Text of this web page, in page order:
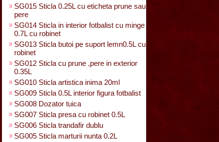
SG015 Sticla 0.25L cu eticheta prune sau
pere
SG014 Sticla in interior fotbalist cu minge
0.7L cu robinet
SG013 Sticla butoi pe suport lemn0.5L cu
robinet
SG012 Sticla cu prune ,pere in exterior
0.35L
SG010 Sticla artistica inima 20ml
SG009 Sticla 0.5L interior figura fotbalist
SG008 Dozator tuica
SG007 Sticla presa cu robinet 0.5L
SG006 Sticla trandafir dublu
SG005 Sticla marturii nunta 0.2L